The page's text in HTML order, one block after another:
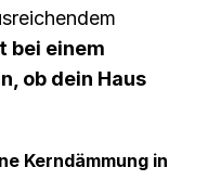
bei einem
ob dein Haus
Kerndämmung in